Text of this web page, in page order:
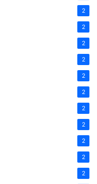
2
2
2
2
2
2
2
2
2
2
2